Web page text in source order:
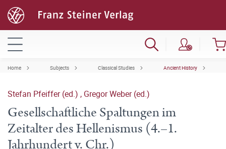
Home Subjects Classical Studies Ancient History
Stefan Pfeiffer (ed.) , Gregor Weber (ed.)
Gesellschaftliche Spaltungen im
Zeitalter des Hellenismus (4.–1.
Jahrhundert v. Chr.)